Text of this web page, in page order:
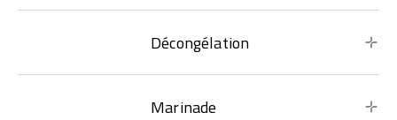
Décongélation
Marinade